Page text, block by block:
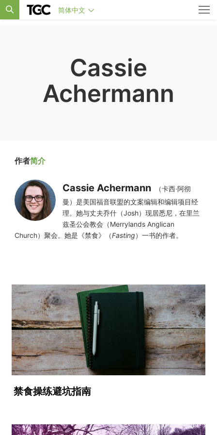
简体中文
Cassie
Achermann
作者简介
Cassie Achermann
（卡西·阿彻
曼）是美国福音联盟的文案编辑和编辑项目经
理。她与丈夫乔什（Josh）现居悉尼，在里兰
兹圣公会教会（Merrylands Anglican
Church）聚会。她是《禁食》（Fasting）一书的作者。
禁食操练避坑指南